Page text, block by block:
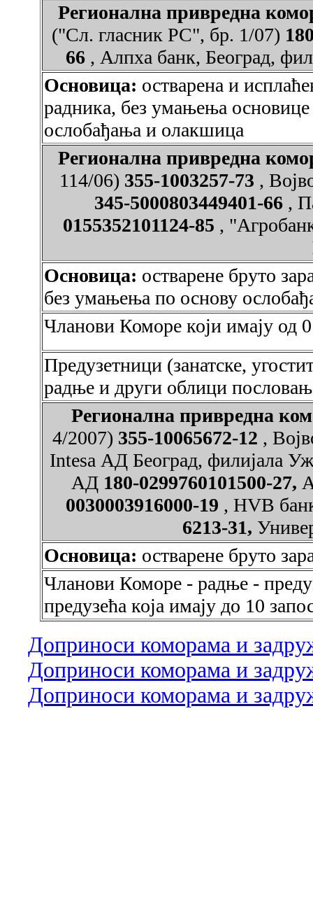
Регионална привредна
("Сл. гласник РС", бр. 1/07)
66 , Алпха банк, Београд,
Основица: остварена и
радника, без умањења
ослобађања и олакшица
Регионална привредна
114/06) 355-1003257-73 ,
345-5000803449401-66 ,
0155352101124-85 ,
Основица: остварене бруто
без умањења по основу
Чланови Коморе који имају од
Предузетници (занатске,
радње и други облици
Регионална привредна
4/2007) 355-10065672-12 ,
Intesa АД Београд, филијала
АД 180-0299760101500-27,
0030003916000-19 , HVB
6213-31,
Основица: остварене бруто
Чланови Коморе - радње -
предузећа која имају до 10
Доприноси коморама и
Доприноси коморама и
Доприноси коморама и